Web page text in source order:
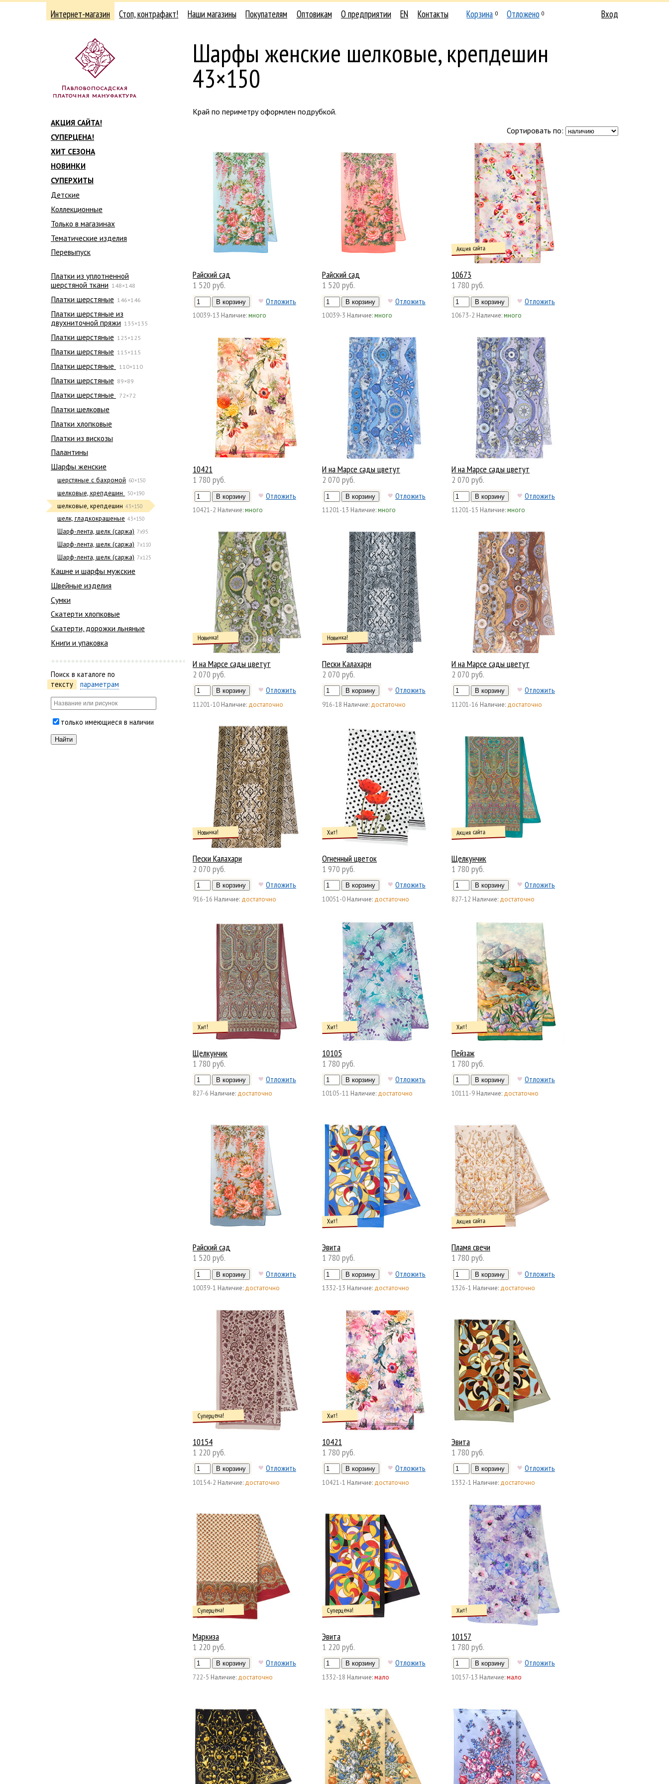
Интернет-магазин Стоп, контрафакт! Наши магазины Покупателям Оптовикам О предприятии EN Контакты Корзина 0 Отложено 0 Вход
АКЦИЯ САЙТА!
СУПЕРЦЕНА!
ХИТ СЕЗОНА
НОВИНКИ
СУПЕРХИТЫ
Детские
Коллекционные
Только в магазинах
Тематические изделия
Перевыпуск
Платки из уплотненной
шерстяной ткани 148×148
Платки шерстяные 146×146
Платки шерстяные из
двухниточной пряжи 135×135
Платки шерстяные 125×125
Платки шерстяные 115×115
Платки шерстяные 110×110
Платки шерстяные 89×89
Платки шерстяные 72×72
Платки шелковые
Платки хлопковые
Платки из вискозы
Палантины
Шарфы женские
шерстяные с бахромой 60×150
шелковые, крепдешин 50×190
шелковые, крепдешин 43×150
шелк, гладкокрашеные 43×150
Шарф-лента, шелк (саржа) 7x95
Шарф-лента, шелк (саржа) 7х110
Шарф-лента, шелк (саржа) 7х125
Кашне и шарфы мужские
Швейные изделия
Сумки
Скатерти хлопковые
Скатерти, дорожки льняные
Книги и упаковка
Поиск в каталоге по
тексту
параметрам
только имеющиеся в наличии
Шарфы женские шелковые, крепдешин
43×150
Край по периметру оформлен подрубкой.
Сортировать по:
Райский сад
1 520 руб.
Отложить
10039-13 Наличие:много
Райский сад
1 520 руб.
Отложить
10039-3 Наличие:много
10673
Акция сайта
1 780 руб.
Отложить
10673-2 Наличие:много
10421
1 780 руб.
Отложить
10421-2 Наличие:много
И на Марсе сады цветут
2 070 руб.
Отложить
11201-13 Наличие:много
И на Марсе сады цветут
2 070 руб.
Отложить
11201-15 Наличие:много
И на Марсе сады цветут
Новинка!
2 070 руб.
Отложить
11201-10 Наличие: достаточно
Пески Калахари
Новинка!
2 070 руб.
Отложить
916-18 Наличие: достаточно
И на Марсе сады цветут
2 070 руб.
Отложить
11201-16 Наличие: достаточно
Пески Калахари
Новинка!
2 070 руб.
Отложить
916-16 Наличие: достаточно
Огненный цветок
Хит!
1 970 руб.
Отложить
10051-0 Наличие: достаточно
Щелкунчик
Акция сайта
1 780 руб.
Отложить
827-12 Наличие: достаточно
Щелкунчик
Хит!
1 780 руб.
Отложить
827-6 Наличие: достаточно
10105
Хит!
1 780 руб.
Отложить
10105-11 Наличие: достаточно
Пейзаж
Хит!
1 780 руб.
Отложить
10111-9 Наличие: достаточно
Райский сад
1 520 руб.
Отложить
10039-1 Наличие: достаточно
Эвита
Хит!
1 780 руб.
Отложить
1332-13 Наличие: достаточно
Пламя свечи
Акция сайта
1 780 руб.
Отложить
1326-1 Наличие: достаточно
10154
Суперцена!
1 220 руб.
Отложить
10154-2 Наличие: достаточно
10421
Хит!
1 780 руб.
Отложить
10421-1 Наличие: достаточно
Эвита
1 780 руб.
Отложить
1332-1 Наличие: достаточно
Маркиза
Суперцена!
1 220 руб.
Отложить
722-5 Наличие: достаточно
Эвита
Суперцена!
1 220 руб.
Отложить
1332-18 Наличие:мало
10157
Хит!
1 780 руб.
Отложить
10157-13 Наличие:мало